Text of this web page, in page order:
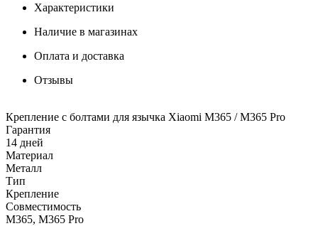
Характеристики
Наличие в магазинах
Оплата и доставка
Отзывы
Крепление с болтами для язычка Xiaomi M365 / M365 Pro
Гарантия
14 дней
Материал
Металл
Тип
Крепление
Совместимость
M365, M365 Pro